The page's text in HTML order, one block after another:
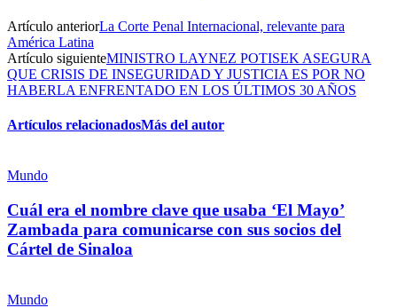
Facebook
Twitter
Artículo anteriorLa Corte Penal Internacional, relevante para
América Latina
Artículo siguienteMINISTRO LAYNEZ POTISEK ASEGURA
QUE CRISIS DE INSEGURIDAD Y JUSTICIA ES POR NO
HABERLA ENFRENTADO EN LOS ÚLTIMOS 30 AÑOS
Artículos relacionadosMás del autor
Mundo
Cuál era el nombre clave que usaba ‘El Mayo’
Zambada para comunicarse con sus socios del
Cártel de Sinaloa
Mundo